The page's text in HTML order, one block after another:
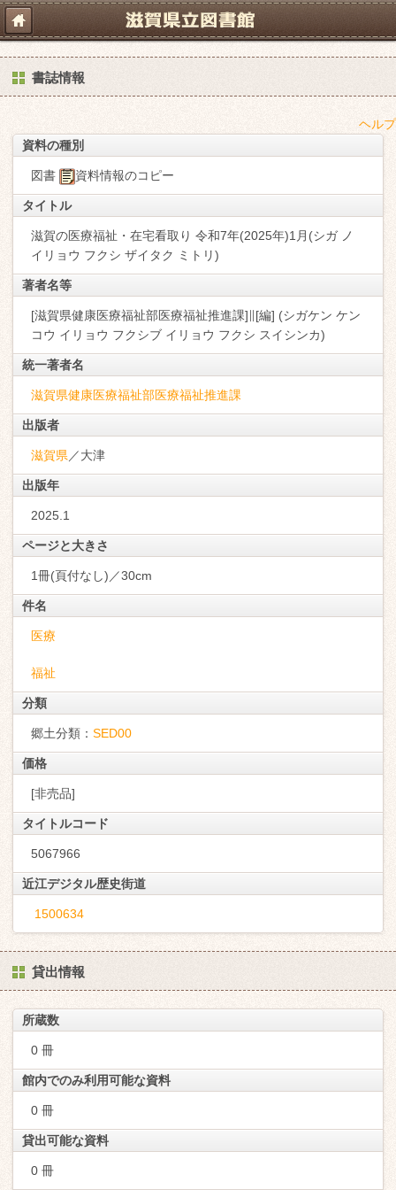
書誌情報
ヘルプ
資料の種別
図書 資料情報のコピー
タイトル
滋賀の医療福祉・在宅看取り 令和7年(2025年)1月(シガ ノ
イリョウ フクシ ザイタク ミトリ)
著者名等
[滋賀県健康医療福祉部医療福祉推進課]∥[編] (シガケン ケン
コウ イリョウ フクシブ イリョウ フクシ スイシンカ)
統一著者名
滋賀県健康医療福祉部医療福祉推進課
出版者
滋賀県 ／大津
出版年
2025.1
ページと大きさ
1冊(頁付なし)／30cm
件名
医療
福祉
分類
郷土分類： SED00
価格
[非売品]
タイトルコード
5067966
近江デジタル歴史街道
1500634
貸出情報
所蔵数
0 冊
館内でのみ利用可能な資料
0 冊
貸出可能な資料
0 冊